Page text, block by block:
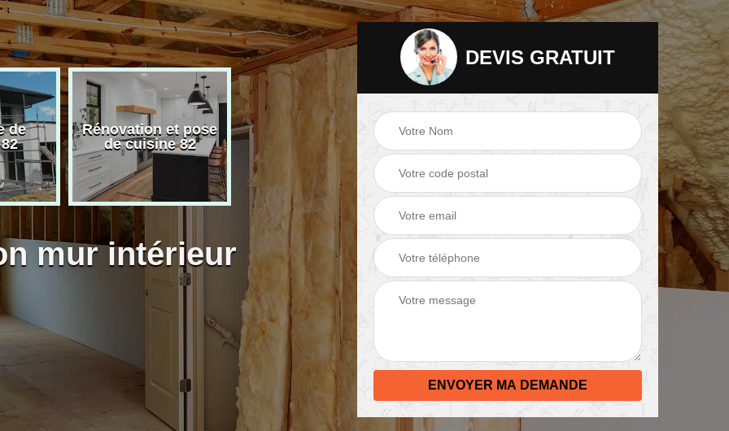
de
Rénovation et pose
de cuisine 82
Carreleur pose de
carrelage 82
Peinture mur 82 Electricien 82
mur intérieur
DEVIS GRATUIT